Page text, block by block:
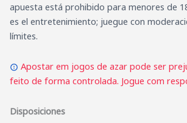
apuesta está prohibido para menores de
es el entretenimiento; juegue con
límites.
Apostar em jogos de azar pode ser
feito de forma controlada. Jogue com
Disposiciones